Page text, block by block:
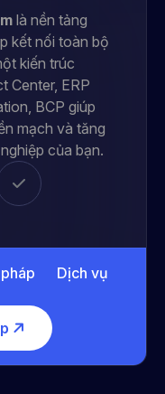
là nền tảng
kết nối toàn bộ
kiến trúc
Center, ERP
BCP giúp
mạch và tăng
của bạn.
Dịch vụ